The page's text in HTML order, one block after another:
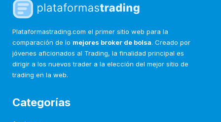
Plataformastrading.com el primer sitio web para la
comparación de lo mejores broker de bolsa. Creado por
jóvenes aficionados al Trading, la finalidad principal es
dirigir a los nuevos trader a la elección del mejor sitio de
trading en la web.
Categorías